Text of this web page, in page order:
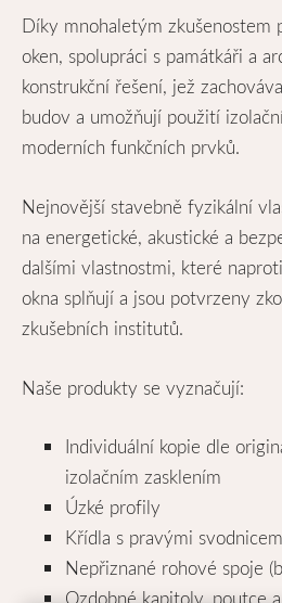
Díky mnohaletým zkušenostem
oken, spolupráci s památkáři a
konstrukční řešení, jež
budov a umožňují použití
moderních funkčních prvků.
Nejnovější stavebně fyzikální
na energetické, akustické a
dalšími vlastnostmi, které
okna splňují a jsou potvrzeny
zkušebních institutů.
Naše produkty se vyznačují:
Individuální kopie dle
izolačním zasklením
Úzké profily
Křídla s pravými
Nepřiznané rohové spoje